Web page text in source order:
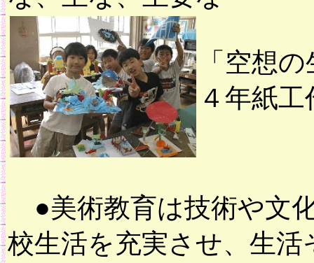
「空想
４年紙工
●美術教育は技術や文
校生活を充実させ、生